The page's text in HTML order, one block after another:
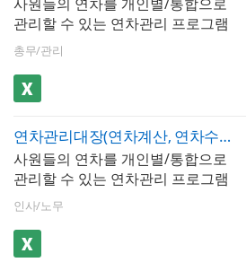
✔ 반차·반반차·조퇴 반영 : 0.5일,
0.25일, 0.125일 단위까지 세분화된
휴가 차감 처리 지원✔ 공휴일 자동
반영 : 법정 공휴일 및 대체공휴일을
반영하여 실질 휴가일수 자동 계산
리에서는 직원별 연차 만료일을 한
눈에 확인할 수 있는 총괄표를 매월
점검하는 습관이 중요합니다. 특히
당월 또는 익월에 연차가 만료되는
직원을 미리 파악하여 연차사용내
역서를 사전 배포하고, 잔여 연차 소
진 또는 수당 지급 방향을 직원과 합
램이 데이터 관리에 집중하는 반면,
실무에서는 관리된 데이터를 직원
에게 공유하거나 급여 정산 시 증빙
합니다. 본 프로그램은 이 점에 착안
하여 다음 두 가지 출력 문서를 핵심
기능으로 제공합니다.1) 연차사용내
역서 : 직원별 연차 사용일수, 사용
상세 내역을 일목요연하게 정리한
문서로, 직원 본인 확인용 또는 부서
별 배포용으로 출력 가능. 연차 분쟁
예방을 위한 사전 공유 자료로도 활
용2) 연차수당 정산서 : 직원별 미사
차 사용 수를 입력할 수 있습니다.
입력 된 내용들은 월/일별로 전체적
인 조회가 가능하며 연차사용 내역
다. 연차정산서에선 기준년도와 월
을 입력하면 모든 사원의 연차 사용
차계산이 자동으로 가능합니다.
관리할 수 있는 연차관리 프로그램
입니다. 이 자동화 프로그램의 연차
계산은 [입사일자]를 기준으로 입사
일로부터 연차를 계산합니다. 사원
목록에 사용자들의 기본적인 내용
사용자들의 내용을 불러와 연차/반
차 사용 수를 입력할 수 있습니다.
입력 된 내용들은 월/일별로 전체적
인 조회가 가능하며 연차사용 내역
다. 연차정산서에선 기준년도와 월
을 입력하면 모든 사원의 연차 사용
총무/관리
연차관리대장(연차계산, 연차수당 정산서)_회계연도
사원들의 연차를 개인별/통합으로
관리할 수 있는 연차관리 프로그램
입니다. 이 자동화 프로그램의 연차
계산은 [회계연도]를 기준으로 연차
를 회계일자로부터 계산합니다. 사
원목록에 사용자들의 기본적인 내
인사/노무